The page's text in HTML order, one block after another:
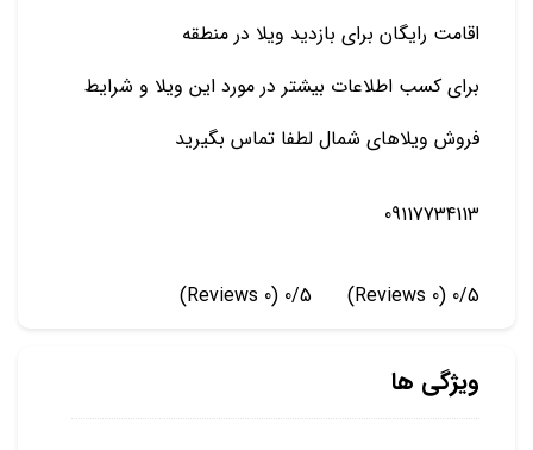
اقامت رایگان برای بازدید ویلا در منطقه
برای کسب اطلاعات بیشتر در مورد این ویلا و شرایط
فروش ویلاهای شمال لطفا تماس بگیرید
09117734113
0/5
(0 Reviews)
0/5
(0 Reviews)
ویژگی ها